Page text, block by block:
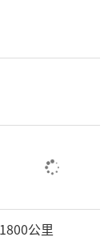
公里